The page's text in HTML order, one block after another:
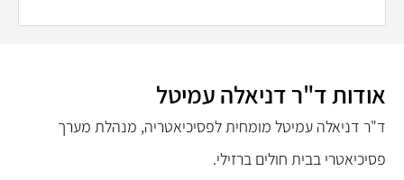
אודות ד"ר דניאלה עמיטל
ד"ר דניאלה עמיטל מומחית לפסיכיאטריה, מנהלת מערך
פסיכיאטרי בבית חולים ברזילי.